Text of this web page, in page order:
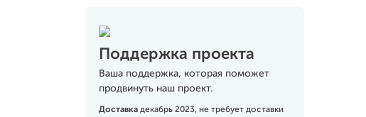
Поддержка проекта
Ваша поддержка, которая поможет
продвинуть наш проект.
Доставка декабрь 2023, не требует доставки